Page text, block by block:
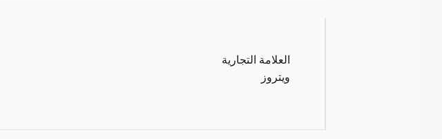
العلامة التجارية
ويتروز